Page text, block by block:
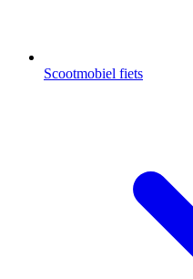
Scootmobiel fiets